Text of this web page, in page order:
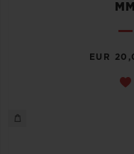
MM
EUR